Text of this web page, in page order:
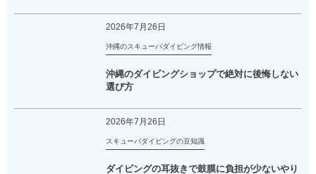
2026年7月26日
沖縄のスキューバダイビング情報
沖縄のダイビングショップで絶対に後悔しない
選び方
2026年7月26日
スキューバダイビングの豆知識
ダイビングの耳抜きで鼓膜に負担が少ないやり